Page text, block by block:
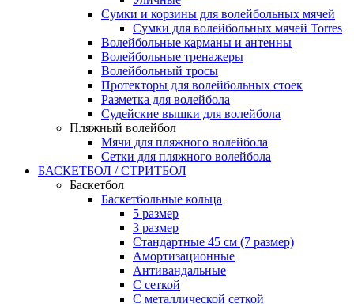
Сумки и корзины для волейбольных мячей
Сумки для волейбольных мячей Torres
Волейбольные карманы и антенны
Волейбольные тренажеры
Волейбольный тросы
Протекторы для волейбольных стоек
Разметка для волейбола
Судейские вышки для волейбола
Пляжный волейбол
Мячи для пляжного волейбола
Сетки для пляжного волейбола
БАСКЕТБОЛ / СТРИТБОЛ
Баскетбол
Баскетбольные кольца
5 размер
3 размер
Стандартные 45 см (7 размер)
Амортизационные
Антивандальные
С сеткой
С металлической сеткой